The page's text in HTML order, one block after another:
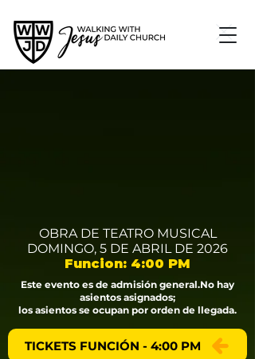
OBRA DE TEATRO MUSICAL
DOMINGO, 5 DE ABRIL DE 2026
Funcion: 4:00 PM
Este evento es de admisión general.No hay
asientos asignados;
los asientos se ocupan por orden de llegada.
TICKETS FUNCIÓN - 4:00 PM